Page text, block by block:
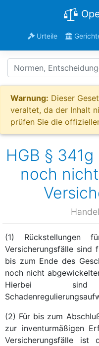
Urteile
Warnung: Dieser
veraltet, da der Inhalt
prüfen Sie die
HGB §
noch
(1) Rückstellungen
Versicherungsfälle sind
bis zum Ende des
noch nicht
Hierbei
(2) Für bis zum
zur inventurmäßigen
Versicherungsfälle ist